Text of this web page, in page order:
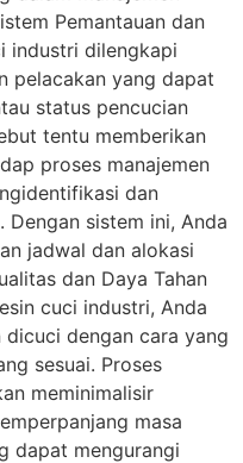
Pemantauan dan
industri dilengkapi
pelacakan yang dapat
status pencucian
tentu memberikan
proses manajemen
dan
Dengan sistem ini, Anda
jadwal dan alokasi
dan Daya Tahan
cuci industri, Anda
dengan cara yang
sesuai. Proses
meminimalisir
masa
dapat mengurangi